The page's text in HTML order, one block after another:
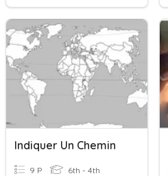
Indiquer Un Chemin
9 P 6th - 4th